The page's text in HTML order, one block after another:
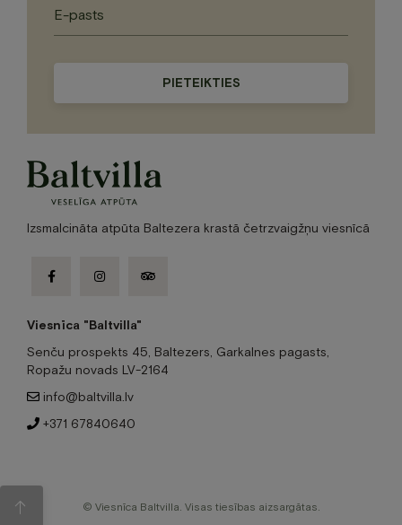
Izsmalcināta atpūta Baltezera krastā četrzvaigžņu viesnīcā
facebook-instagramtripadvisor
Viesnīca "Baltvilla"
Senču prospekts 45, Baltezers, Garkalnes pagasts,
Ropažu novads LV-2164
info@baltvilla.lv
+371 67840640
© Viesnīca Baltvilla. Visas tiesības aizsargātas.